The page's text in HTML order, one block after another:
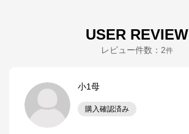
USER REVIEW
レビュー件数： 2件
小1母
購入確認済み